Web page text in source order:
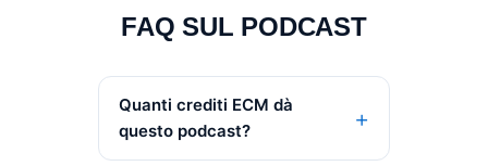
FAQ SUL PODCAST
Quanti crediti ECM dà
questo podcast?